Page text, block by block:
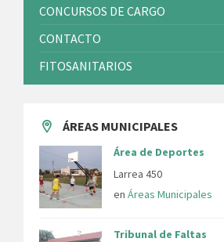
CONCURSOS DE CARGO
CONTACTO
FITOSANITARIOS
ÁREAS MUNICIPALES
Área de Deportes
Larrea 450
en Áreas Municipales
Tribunal de Faltas